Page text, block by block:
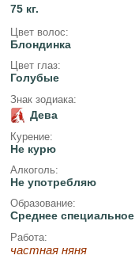
75 кг.
Цвет волос:
Блондинка
Цвет глаз:
Голубые
Знак зодиака:
Дева
Курение:
Не курю
Алкоголь:
Не употребляю
Образование:
Среднее специальное
Работа:
частная няня